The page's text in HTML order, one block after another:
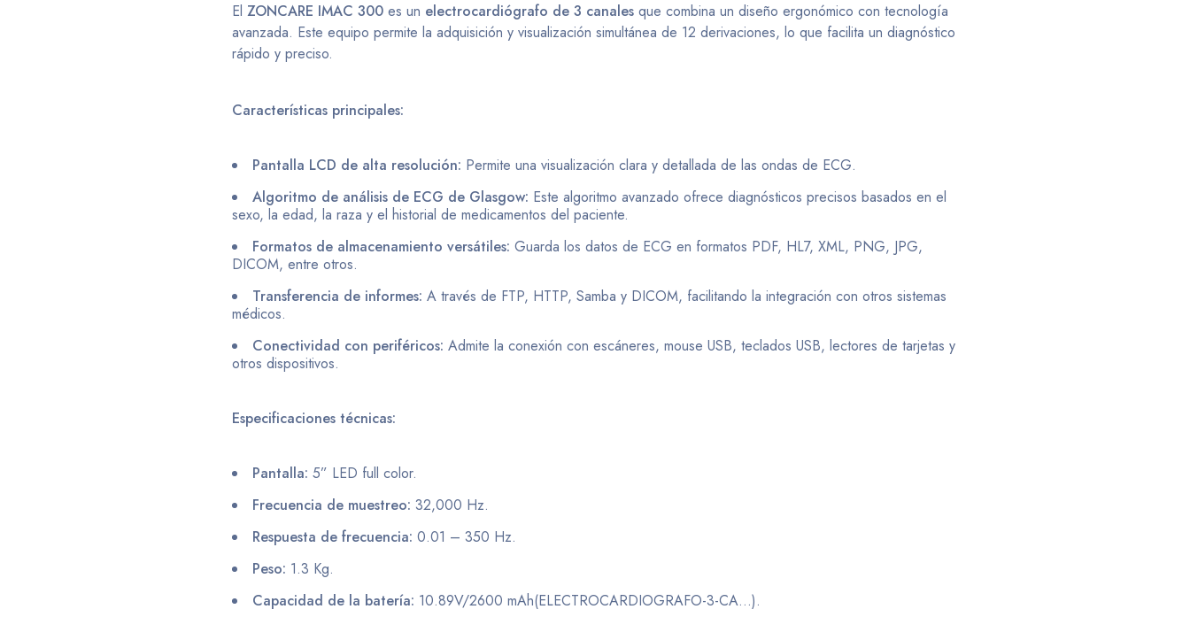
El ZONCARE IMAC 300 es un electrocardiógrafo de 3 canales que combina un diseño ergonómico con tecnología
avanzada. Este equipo permite la adquisición y visualización simultánea de 12 derivaciones, lo que facilita un diagnóstico
rápido y preciso.
Características principales:
Pantalla LCD de alta resolución: Permite una visualización clara y detallada de las ondas de ECG.
Algoritmo de análisis de ECG de Glasgow: Este algoritmo avanzado ofrece diagnósticos precisos basados en el
sexo, la edad, la raza y el historial de medicamentos del paciente.
Formatos de almacenamiento versátiles: Guarda los datos de ECG en formatos PDF, HL7, XML, PNG, JPG,
DICOM, entre otros.
Transferencia de informes: A través de FTP, HTTP, Samba y DICOM, facilitando la integración con otros sistemas
médicos.
Conectividad con periféricos: Admite la conexión con escáneres, mouse USB, teclados USB, lectores de tarjetas y
otros dispositivos.
Especificaciones técnicas:
Pantalla: 5” LED full color.
Frecuencia de muestreo: 32,000 Hz.
Respuesta de frecuencia: 0.01 – 350 Hz.
Peso: 1.3 Kg.
Capacidad de la batería: 10.89V/2600 mAh​(ELECTROCARDIOGRAFO-3-CA…)​.